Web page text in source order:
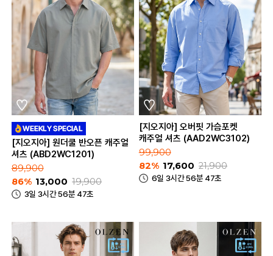
[지오지아] 원더쿨 반오픈 캐주얼
셔츠 (ABD2WC1201)
89,900
86% 13,000 19,900
3일 3시간 56분 47초
[지오지아] 오버핏 가슴포켓
캐주얼 셔츠 (AAD2WC3102)
99,900
82% 17,600 21,900
6일 3시간 56분 47초